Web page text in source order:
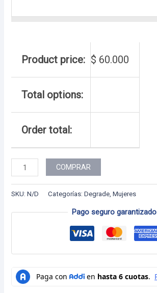
Product price: $ 60.000
Total options:
Order total:
Dama
-
37
COMPRAR
SKU:N/D Categorías:Degrade ,Mujeres
Pago seguro garantizado